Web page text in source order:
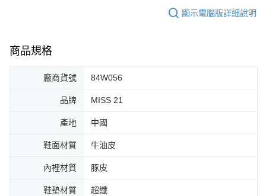
顯示電腦版詳細說明
商品規格
廠商貨號 84W056
品牌 MISS 21
產地 中國
鞋面材質 牛油皮
內裡材質 豚皮
鞋墊材質 超纖